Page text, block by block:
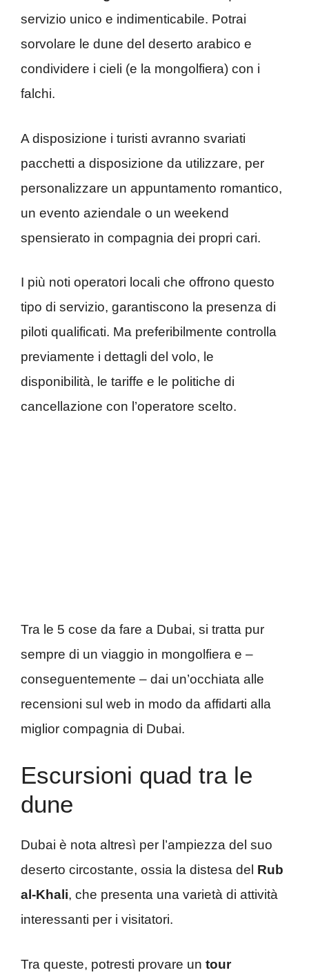
servizio unico e indimenticabile. Potrai
sorvolare le dune del deserto arabico e
condividere i cieli (e la mongolfiera) con i
falchi.
A disposizione i turisti avranno svariati
pacchetti a disposizione da utilizzare, per
personalizzare un appuntamento romantico,
un evento aziendale o un weekend
spensierato in compagnia dei propri cari.
I più noti operatori locali che offrono questo
tipo di servizio, garantiscono la presenza di
piloti qualificati. Ma preferibilmente controlla
previamente i dettagli del volo, le
disponibilità, le tariffe e le politiche di
cancellazione con l’operatore scelto.
Tra le 5 cose da fare a Dubai, si tratta pur
sempre di un viaggio in mongolfiera e –
conseguentemente – dai un’occhiata alle
recensioni sul web in modo da affidarti alla
miglior compagnia di Dubai.
Escursioni quad tra le
dune
Dubai è nota altresì per l’ampiezza del suo
deserto circostante, ossia la distesa del Rub
al-Khali, che presenta una varietà di attività
interessanti per i visitatori.
Tra queste, potresti provare un tour